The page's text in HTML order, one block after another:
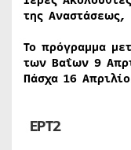
της Αναστάσεως,
Το πρόγραμμα
των Βαΐων 9
Πάσχα 16
ΕΡΤ2